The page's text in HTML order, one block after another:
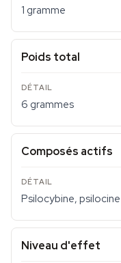
1 gramme
Poids total
6 grammes
Composés actifs
Psilocybine, psilocine
Niveau d'effet